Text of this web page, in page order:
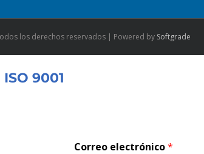
los derechos reservados | Powered by Softgrade
9001
Correo electrónico*